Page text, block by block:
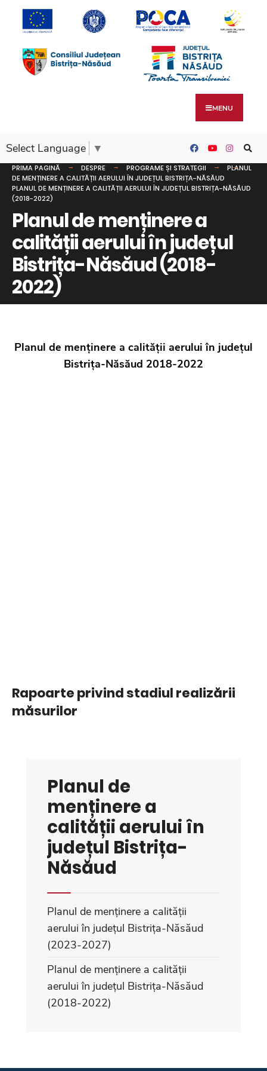
MENU
Select Language ▼
PRIMA PAGINĂ DESPRE PROGRAME ȘI STRATEGII
PLANUL
DE MENȚINERE A CALITĂȚII AERULUI ÎN JUDEȚUL BISTRIȚA-NĂSĂUD
PLANUL DE MENȚINERE A CALITĂȚII AERULUI ÎN JUDEȚUL BISTRIȚA-NĂSĂUD
(2018-2022)
Planul de menținere a
calității aerului în județul
Bistrița-Năsăud (2018-
2022)
Planul de menținere a calității aerului în județul
Bistrița-Năsăud 2018-2022
Rapoarte privind stadiul realizării
măsurilor
Planul de
menținere a
calității aerului în
județul Bistrița-
Năsăud
Planul de menținere a calității
aerului în județul Bistrița-Năsăud
(2023-2027)
Planul de menținere a calității
aerului în județul Bistrița-Năsăud
(2018-2022)